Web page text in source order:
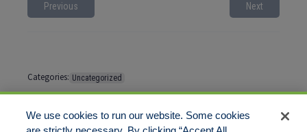
Previous Next
Categories: Uncategorized
Tags:
We use cookies to run our website. Some cookies